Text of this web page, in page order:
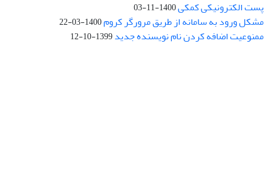
پست الکترونیکی کمکی1400-11-03
مشکل ورود به سامانه از طریق مرورگر کروم1400-03-22
ممنوعیت اضافه کردن نام نویسنده جدید1399-10-12